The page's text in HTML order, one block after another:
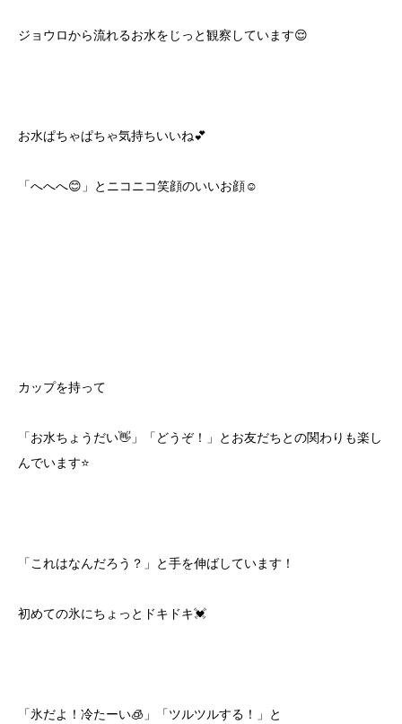
ジョウロから流れるお水をじっと観察しています😌
お水ぱちゃぱちゃ気持ちいいね💕
「へへへ😊」とニコニコ笑顔のいいお顔☺️
カップを持って
「お水ちょうだい👋」「どうぞ！」とお友だちとの関わりも楽し
んでいます⭐️
「これはなんだろう？」と手を伸ばしています！
初めての氷にちょっとドキドキ💓
「氷だよ！冷たーい🧊」「ツルツルする！」と